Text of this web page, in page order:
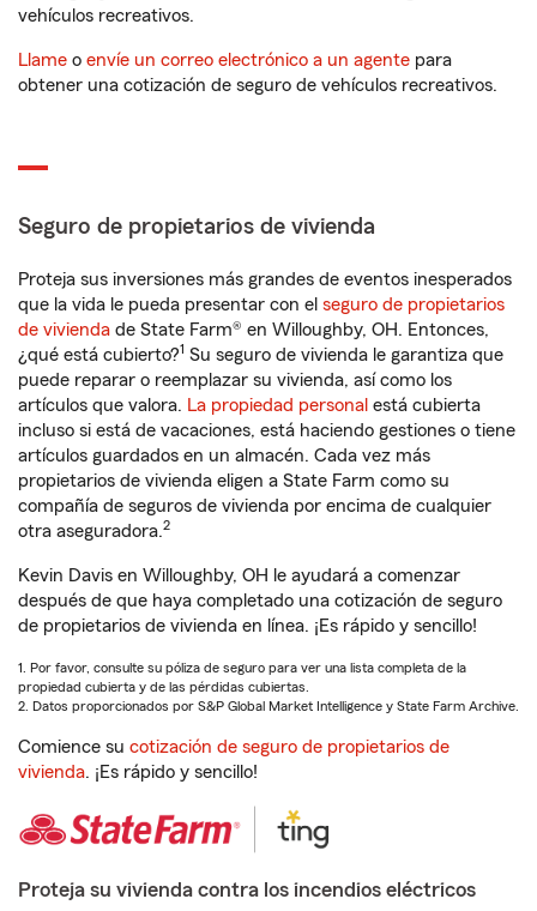
vehículos recreativos.
Llame o envíe un correo electrónico a un agente para
obtener una cotización de seguro de vehículos recreativos.
Seguro de propietarios de vivienda
Proteja sus inversiones más grandes de eventos inesperados
que la vida le pueda presentar con el seguro de propietarios
de vivienda de State Farm® en Willoughby, OH. Entonces,
¿qué está cubierto?1 Su seguro de vivienda le garantiza que
puede reparar o reemplazar su vivienda, así como los
artículos que valora. La propiedad personal está cubierta
incluso si está de vacaciones, está haciendo gestiones o tiene
artículos guardados en un almacén. Cada vez más
propietarios de vivienda eligen a State Farm como su
compañía de seguros de vivienda por encima de cualquier
otra aseguradora.2
Kevin Davis en Willoughby, OH le ayudará a comenzar
después de que haya completado una cotización de seguro
de propietarios de vivienda en línea. ¡Es rápido y sencillo!
1. Por favor, consulte su póliza de seguro para ver una lista completa de la
propiedad cubierta y de las pérdidas cubiertas.
2. Datos proporcionados por S&P Global Market Intelligence y State Farm Archive.
Comience su cotización de seguro de propietarios de
vivienda. ¡Es rápido y sencillo!
Proteja su vivienda contra los incendios eléctricos